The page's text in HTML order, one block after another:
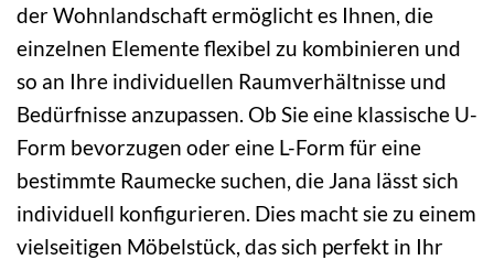
der Wohnlandschaft ermöglicht es Ihnen, die
einzelnen Elemente flexibel zu kombinieren und
so an Ihre individuellen Raumverhältnisse und
Bedürfnisse anzupassen. Ob Sie eine klassische U-
Form bevorzugen oder eine L-Form für eine
bestimmte Raumecke suchen, die Jana lässt sich
individuell konfigurieren. Dies macht sie zu einem
vielseitigen Möbelstück, das sich perfekt in Ihr